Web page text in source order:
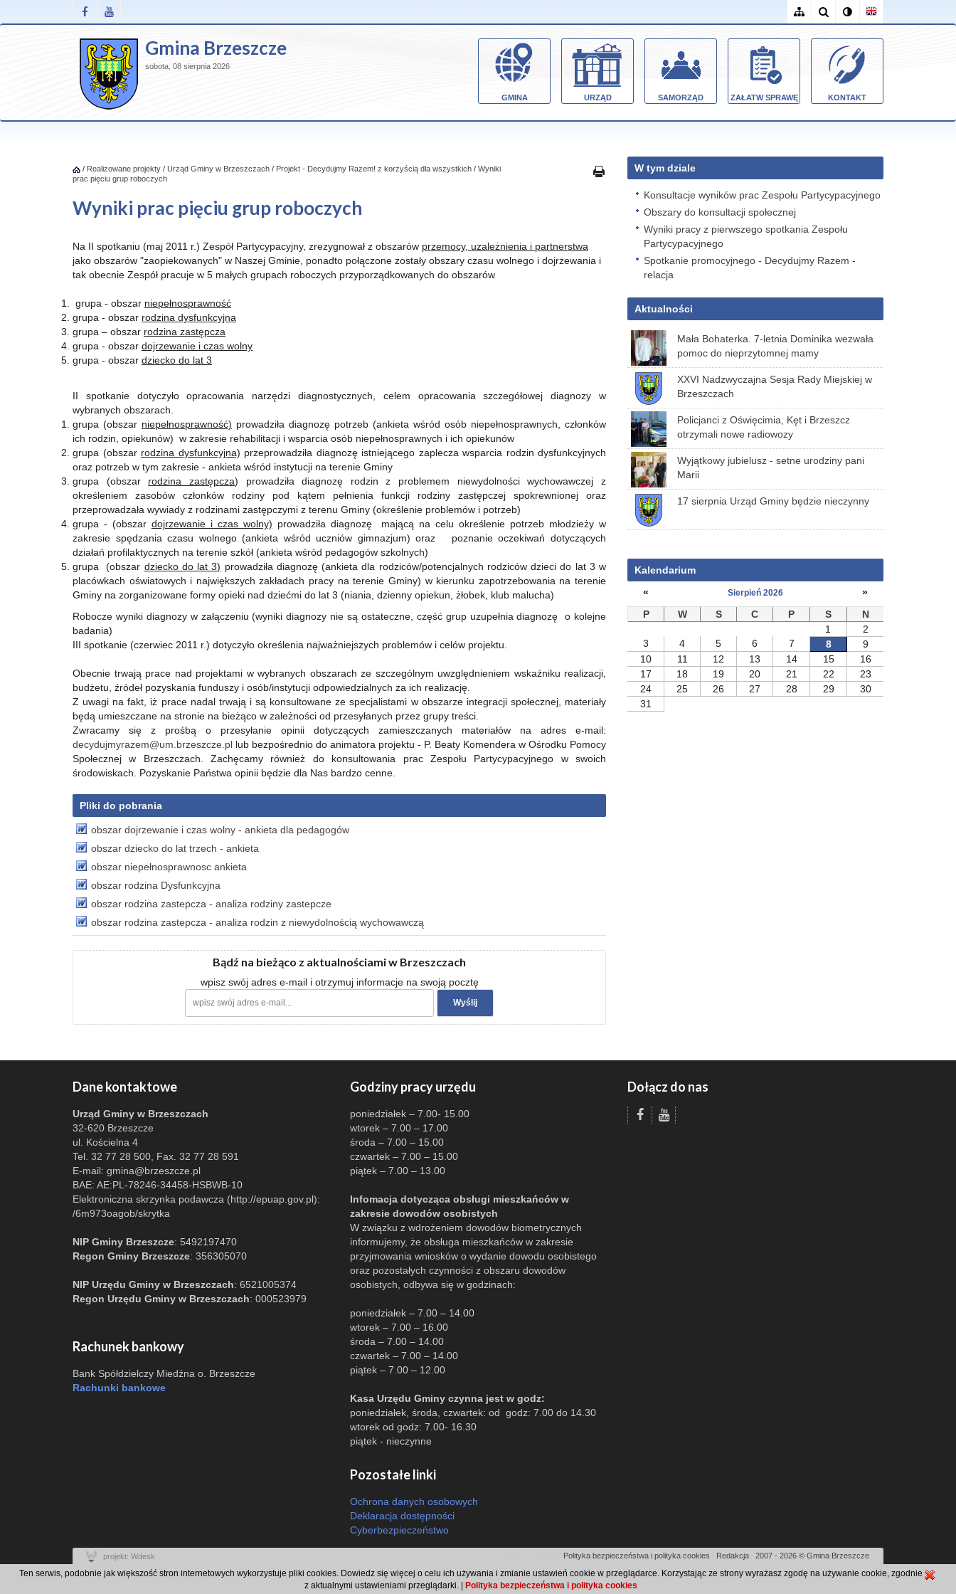
Gmina Brzeszcze
sobota, 08 sierpnia 2026
GMINA URZĄD SAMORZĄD ZAŁATW SPRAWĘ KONTAKT
/ Realizowane projekty / Urząd Gminy w Brzeszczach / Projekt - Decydujmy Razem! z korzyścią dla wszystkich / Wyniki
prac pięciu grup roboczych
Wyniki prac pięciu grup roboczych
Na II spotkaniu (maj 2011 r.) Zespół Partycypacyjny, zrezygnował z obszarów przemocy, uzależnienia i partnerstwa
jako obszarów "zaopiekowanych" w Naszej Gminie, ponadto połączone zostały obszary czasu wolnego i dojrzewania i
tak obecnie Zespół pracuje w 5 małych grupach roboczych przyporządkowanych do obszarów
grupa - obszar niepełnosprawność
grupa - obszar rodzina dysfunkcyjna
grupa – obszar rodzina zastępcza
grupa - obszar dojrzewanie i czas wolny
grupa - obszar dziecko do lat 3
II spotkanie dotyczyło opracowania narzędzi diagnostycznych, celem opracowania szczegółowej diagnozy w
wybranych obszarach.
grupa (obszar niepełnosprawność) prowadziła diagnozę potrzeb (ankieta wśród osób niepełnosprawnych, członków
ich rodzin, opiekunów) w zakresie rehabilitacji i wsparcia osób niepełnosprawnych i ich opiekunów
grupa (obszar rodzina dysfunkcyjna) przeprowadziła diagnozę istniejącego zaplecza wsparcia rodzin dysfunkcyjnych
oraz potrzeb w tym zakresie - ankieta wśród instytucji na terenie Gminy
grupa (obszar rodzina zastępcza) prowadziła diagnozę rodzin z problemem niewydolności wychowawczej z
określeniem zasobów członków rodziny pod kątem pełnienia funkcji rodziny zastępczej spokrewnionej oraz
przeprowadzała wywiady z rodzinami zastępczymi z terenu Gminy (określenie problemów i potrzeb)
grupa - (obszar dojrzewanie i czas wolny) prowadziła diagnozę mającą na celu określenie potrzeb młodzieży w
zakresie spędzania czasu wolnego (ankieta wśród uczniów gimnazjum) oraz poznanie oczekiwań dotyczących
działań profilaktycznych na terenie szkół (ankieta wśród pedagogów szkolnych)
grupa (obszar dziecko do lat 3) prowadziła diagnozę (ankieta dla rodziców/potencjalnych rodziców dzieci do lat 3 w
placówkach oświatowych i największych zakładach pracy na terenie Gminy) w kierunku zapotrzebowania na terenie
Gminy na zorganizowane formy opieki nad dziećmi do lat 3 (niania, dzienny opiekun, żłobek, klub malucha)
Robocze wyniki diagnozy w załączeniu (wyniki diagnozy nie są ostateczne, część grup uzupełnia diagnozę o kolejne
badania)
III spotkanie (czerwiec 2011 r.) dotyczyło określenia najważniejszych problemów i celów projektu.
Obecnie trwają prace nad projektami w wybranych obszarach ze szczególnym uwzględnieniem wskaźniku realizacji,
budżetu, źródeł pozyskania funduszy i osób/instytucji odpowiedzialnych za ich realizację.
Z uwagi na fakt, iż prace nadal trwają i są konsultowane ze specjalistami w obszarze integracji społecznej, materiały
będą umieszczane na stronie na bieżąco w zależności od przesyłanych przez grupy treści.
Zwracamy się z prośbą o przesyłanie opinii dotyczących zamieszczanych materiałów na adres e-mail:
decydujmyrazem@um.brzeszcze.pl lub bezpośrednio do animatora projektu - P. Beaty Komendera w Ośrodku Pomocy
Społecznej w Brzeszczach. Zachęcamy również do konsultowania prac Zespołu Partycypacyjnego w swoich
środowiskach. Pozyskanie Państwa opinii będzie dla Nas bardzo cenne.
Pliki do pobrania
obszar dojrzewanie i czas wolny - ankieta dla pedagogów
obszar dziecko do lat trzech - ankieta
obszar niepełnosprawnosc ankieta
obszar rodzina Dysfunkcyjna
obszar rodzina zastepcza - analiza rodziny zastepcze
obszar rodzina zastepcza - analiza rodzin z niewydolnością wychowawczą
Bądź na bieżąco z aktualnościami w Brzeszczach
wpisz swój adres e-mail i otrzymuj informacje na swoją pocztę
W tym dziale
Konsultacje wyników prac Zespołu Partycypacyjnego
Obszary do konsultacji społecznej
Wyniki pracy z pierwszego spotkania Zespołu
Partycypacyjnego
Spotkanie promocyjnego - Decydujmy Razem -
relacja
Aktualności
Mała Bohaterka. 7-letnia Dominika wezwała
pomoc do nieprzytomnej mamy
XXVI Nadzwyczajna Sesja Rady Miejskiej w
Brzeszczach
Policjanci z Oświęcimia, Kęt i Brzeszcz
otrzymali nowe radiowozy
Wyjątkowy jubielusz - setne urodziny pani
Marii
17 sierpnia Urząd Gminy będzie nieczynny
Kalendarium
«
Sierpień 2026
»
P
W S C P S
N
1
2
3
4 5 6 7 8
9
10
11 12 13 14 15
16
17
18 19 20 21 22
23
24
25 26 27 28 29
30
31
Dane kontaktowe
Urząd Gminy w Brzeszczach
32-620 Brzeszcze
ul. Kościelna 4
Tel. 32 77 28 500, Fax. 32 77 28 591
E-mail: gmina@brzeszcze.pl
BAE: AE:PL-78246-34458-HSBWB-10
Elektroniczna skrzynka podawcza (http://epuap.gov.pl):
/6m973oagob/skrytka
NIP Gminy Brzeszcze: 5492197470
Regon Gminy Brzeszcze: 356305070
NIP Urzędu Gminy w Brzeszczach: 6521005374
Regon Urzędu Gminy w Brzeszczach: 000523979
Rachunek bankowy
Bank Spółdzielczy Miedźna o. Brzeszcze
Rachunki bankowe
Godziny pracy urzędu
poniedziałek – 7.00- 15.00
wtorek – 7.00 – 17.00
środa – 7.00 – 15.00
czwartek – 7.00 – 15.00
piątek – 7.00 – 13.00
Infomacja dotycząca obsługi mieszkańców w
zakresie dowodów osobistych
W związku z wdrożeniem dowodów biometrycznych
informujemy, że obsługa mieszkańców w zakresie
przyjmowania wniosków o wydanie dowodu osobistego
oraz pozostałych czynności z obszaru dowodów
osobistych, odbywa się w godzinach:
poniedziałek – 7.00 – 14.00
wtorek – 7.00 – 16.00
środa – 7.00 – 14.00
czwartek – 7.00 – 14.00
piątek – 7.00 – 12.00
Kasa Urzędu Gminy czynna jest w godz:
poniedziałek, środa, czwartek: od godz: 7.00 do 14.30
wtorek od godz: 7.00- 16.30
piątek - nieczynne
Pozostałe linki
Ochrona danych osobowych
Deklaracja dostępności
Cyberbezpieczeństwo
Dołącz do nas
Polityka bezpieczeństwa i polityka cookies Redakcja 2007 - 2026 © Gmina Brzeszcze
projekt: Wdesk
Ten serwis, podobnie jak większość stron internetowych wykorzystuje pliki cookies. Dowiedz się więcej o celu ich używania i zmianie ustawień cookie w przeglądarce. Korzystając ze strony wyrażasz zgodę na używanie cookie, zgodnie
z aktualnymi ustawieniami przeglądarki. |
Polityka bezpieczeństwa i polityka cookies